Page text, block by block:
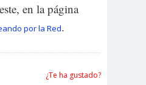
en la página
por la Red.
¿Te ha gustado?